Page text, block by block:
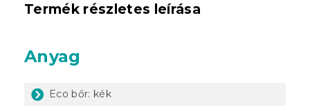
Termék részletes leírása
Anyag
Eco bőr: kék